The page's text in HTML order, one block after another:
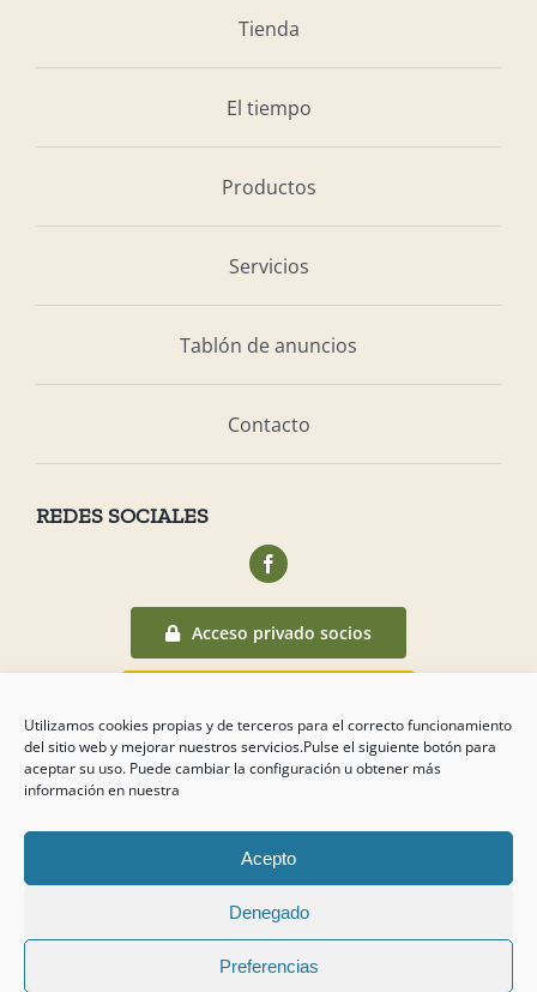
Utilizamos cookies propias y de terceros para el correcto funcionamiento
del sitio web y mejorar nuestros servicios.Pulse el siguiente botón para
aceptar su uso. Puede cambiar la configuración u obtener más
información en nuestra
Acepto
Denegado
Preferencias
Tienda
El tiempo
Productos
Servicios
Tablón de anuncios
Contacto
REDES SOCIALES
Acceso privado socios
2026 Campo de Tejada
Política de Privacidad